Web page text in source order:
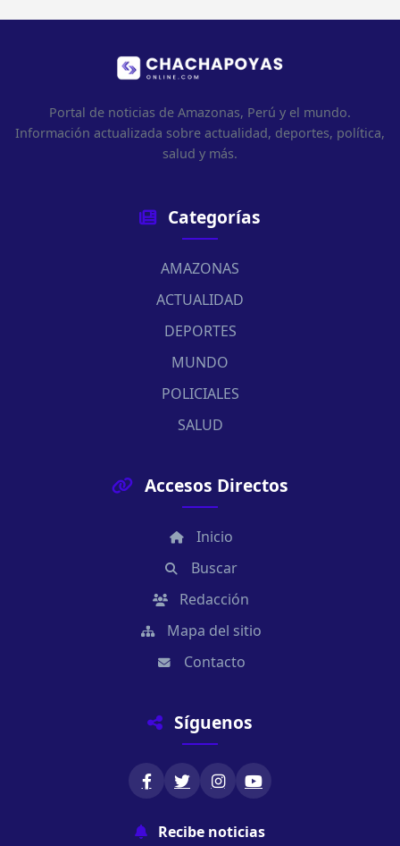
Portal de noticias de Amazonas, Perú y el mundo.
Información actualizada sobre actualidad, deportes, política,
salud y más.
Categorías
AMAZONAS
ACTUALIDAD
DEPORTES
MUNDO
POLICIALES
SALUD
Accesos Directos
Inicio
Buscar
Redacción
Mapa del sitio
Contacto
Síguenos
Recibe noticias